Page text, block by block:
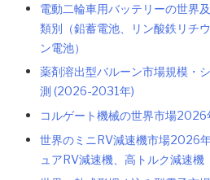
電動二輪車用バッテリーの世界
類別（鉛蓄電池、リン酸鉄リチ
ン電池）
薬剤溶出型バルーン市場規模・
測 (2026-2031年)
コルゲート機械の世界市場2026
世界のミニRV減速機市場2026
ュアRV減速機、高トルク減速機